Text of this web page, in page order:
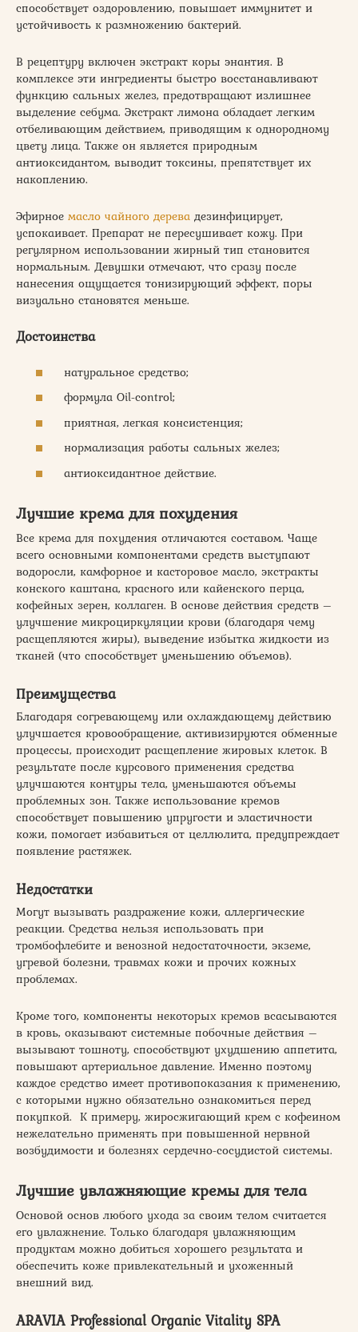
способствует оздоровлению, повышает иммунитет и
устойчивость к размножению бактерий.
В рецептуру включен экстракт коры энантия. В
комплексе эти ингредиенты быстро восстанавливают
функцию сальных желез, предотвращают излишнее
выделение себума. Экстракт лимона обладает легким
отбеливающим действием, приводящим к однородному
цвету лица. Также он является природным
антиоксидантом, выводит токсины, препятствует их
накоплению.
Эфирное масло чайного дерева дезинфицирует,
успокаивает. Препарат не пересушивает кожу. При
регулярном использовании жирный тип становится
нормальным. Девушки отмечают, что сразу после
нанесения ощущается тонизирующий эффект, поры
визуально становятся меньше.
Достоинства
натуральное средство;
формула Oil-control;
приятная, легкая консистенция;
нормализация работы сальных желез;
антиоксидантное действие.
Лучшие крема для похудения
Все крема для похудения отличаются составом. Чаще
всего основными компонентами средств выступают
водоросли, камфорное и касторовое масло, экстракты
конского каштана, красного или кайенского перца,
кофейных зерен, коллаген. В основе действия средств –
улучшение микроциркуляции крови (благодаря чему
расщепляются жиры), выведение избытка жидкости из
тканей (что способствует уменьшению объемов).
Преимущества
Благодаря согревающему или охлаждающему действию
улучшается кровообращение, активизируются обменные
процессы, происходит расщепление жировых клеток. В
результате после курсового применения средства
улучшаются контуры тела, уменьшаются объемы
проблемных зон. Также использование кремов
способствует повышению упругости и эластичности
кожи, помогает избавиться от целлюлита, предупреждает
появление растяжек.
Недостатки
Могут вызывать раздражение кожи, аллергические
реакции. Средства нельзя использовать при
тромбофлебите и венозной недостаточности, экземе,
угревой болезни, травмах кожи и прочих кожных
проблемах.
Кроме того, компоненты некоторых кремов всасываются
в кровь, оказывают системные побочные действия –
вызывают тошноту, способствуют ухудшению аппетита,
повышают артериальное давление. Именно поэтому
каждое средство имеет противопоказания к применению,
с которыми нужно обязательно ознакомиться перед
покупкой. К примеру, жиросжигающий крем с кофеином
нежелательно применять при повышенной нервной
возбудимости и болезнях сердечно-сосудистой системы.
Лучшие увлажняющие кремы для тела
Основой основ любого ухода за своим телом считается
его увлажнение. Только благодаря увлажняющим
продуктам можно добиться хорошего результата и
обеспечить коже привлекательный и ухоженный
внешний вид.
ARAVIA Professional Organic Vitality SPA